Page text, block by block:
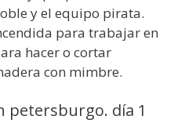
y el equipo pirata.
para trabajar en
hacer o cortar
con mimbre.
petersburgo. día 1